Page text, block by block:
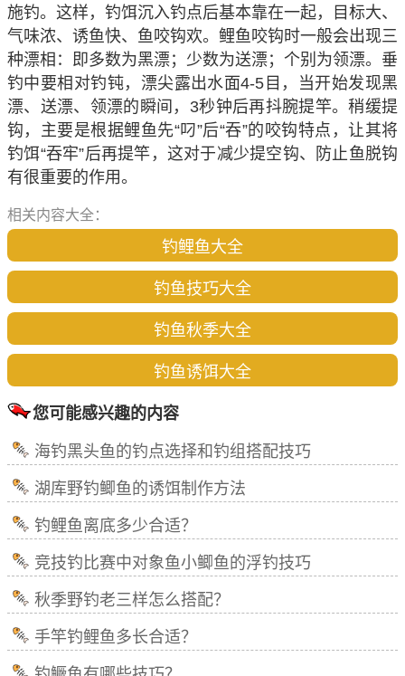
施钓。这样，钓饵沉入钓点后基本靠在一起，目标大、
气味浓、诱鱼快、鱼咬钩欢。鲤鱼咬钩时一般会出现三
种漂相：即多数为黑漂；少数为送漂；个别为领漂。垂
钓中要相对钓钝，漂尖露出水面4-5目，当开始发现黑
漂、送漂、领漂的瞬间，3秒钟后再抖腕提竿。稍缓提
钩，主要是根据鲤鱼先“叼”后“吞”的咬钩特点，让其将
钓饵“吞牢”后再提竿，这对于减少提空钩、防止鱼脱钩
有很重要的作用。
相关内容大全：
钓鲤鱼大全
钓鱼技巧大全
钓鱼秋季大全
钓鱼诱饵大全
您可能感兴趣的内容
海钓黑头鱼的钓点选择和钓组搭配技巧
湖库野钓鲫鱼的诱饵制作方法
钓鲤鱼离底多少合适？
竞技钓比赛中对象鱼小鲫鱼的浮钓技巧
秋季野钓老三样怎么搭配？
手竿钓鲤鱼多长合适？